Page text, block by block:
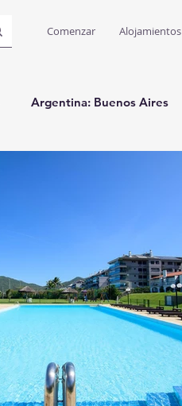
Comenzar Alojamientos
Argentina: Buenos Aires